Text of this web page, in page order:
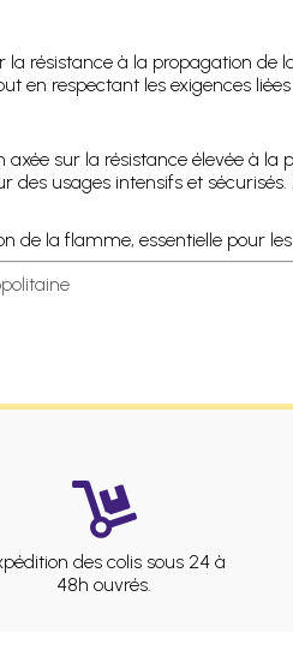
résistance à la propagation
en respectant les exigences
sur la résistance élevée à
usages intensifs et
de la flamme, essentielle pour
des colis sous 24 à
48h ouvrés.